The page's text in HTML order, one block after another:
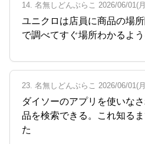
14. 名無しどんぶらこ 2026/06/01(
ユニクロは店員に商品の場
で調べてすぐ場所わかるよ
23. 名無しどんぶらこ 2026/06/01(
ダイソーのアプリを使いな
品を検索できる。これ知る
た